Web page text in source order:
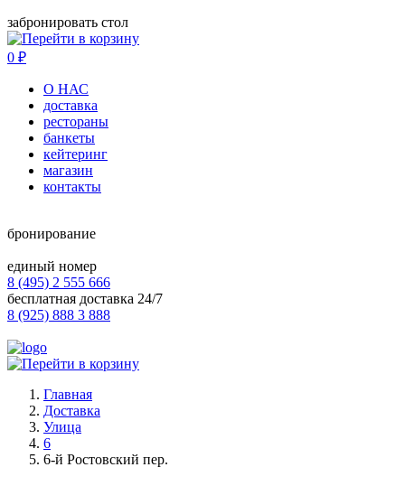
забронировать стол
0 ₽
О НАС
доставка
рестораны
банкеты
кейтеринг
магазин
контакты
бронирование
единый номер
8 (495) 2 555 666
бесплатная доставка 24/7
8 (925) 888 3 888
Главная
Доставка
Улица
6
6-й Ростовский пер.